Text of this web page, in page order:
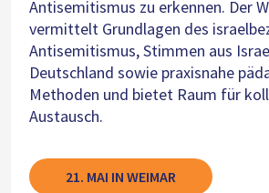
Antisemitismus zu erkennen. Der
vermittelt Grundlagen des
Antisemitismus, Stimmen aus
Deutschland sowie praxisnahe
Methoden und bietet Raum für
Austausch.
21. MAI IN WEIMAR